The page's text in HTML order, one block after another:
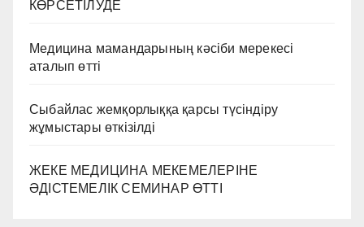
КӨРСЕТІЛУДЕ
Медицина мамандарының кәсіби мерекесі
аталып өтті
Сыбайлас жемқорлыққа қарсы түсіндіру
жұмыстары өткізілді
ЖЕКЕ МЕДИЦИНА МЕКЕМЕЛЕРІНЕ
ӘДІСТЕМЕЛІК СЕМИНАР ӨТТІ